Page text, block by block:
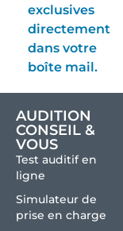
exclusives
directement
dans votre
boîte mail.
AUDITION
CONSEIL &
VOUS
Test auditif en
ligne
Simulateur de
prise en charge